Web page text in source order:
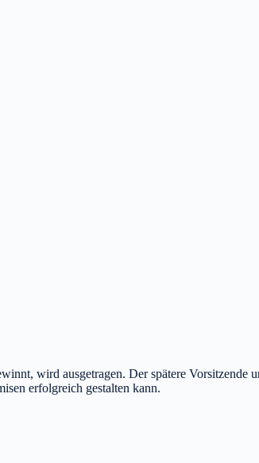
wird ausgetragen. Der spätere Vorsitzende
erfolgreich gestalten kann.